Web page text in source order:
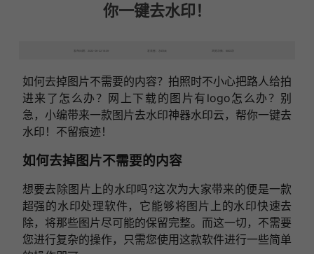
你一键去水印！
发布日期：2022-06-22 16:09 发表者：水印云 浏览次数：6803次
如何去掉图片不需要的内容？拍照时不小心把路人给拍
进来了怎么办？网上下载的图片有logo怎么办？别
急，小编带来一款图片去水印神器水印云，帮你一键去
水印！不留痕迹！
如何去掉图片不需要的内容
想要去除图片上的水印吗?这次为大家带来的便是一款
超强的水印处理软件，它能够将图片上的水印快速去
除，将那些图片尽可能的保留完整。而这一切，不需要
您进行复杂的操作，只需您使用这款软件进行一些简单